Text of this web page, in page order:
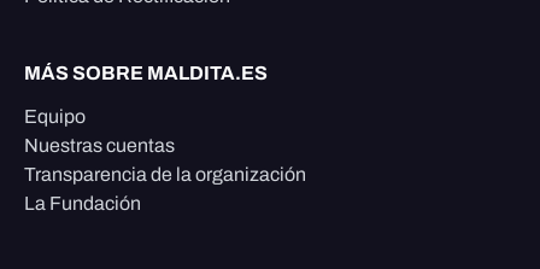
MÁS SOBRE MALDITA.ES
Equipo
Nuestras cuentas
Transparencia de la organización
La Fundación